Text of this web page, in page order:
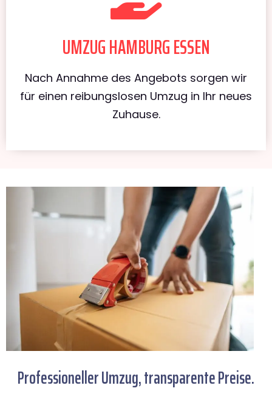
UMZUG HAMBURG ESSEN
Nach Annahme des Angebots sorgen wir
für einen reibungslosen Umzug in Ihr neues
Zuhause.
Professioneller Umzug, transparente Preise.